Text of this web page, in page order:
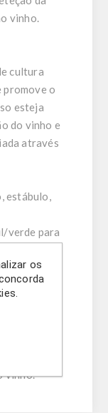
vinho.
cultura
promove o
esteja
do vinho e
através
estábulo,
verde para
deteção
por
tanto a sua
vinho.
os